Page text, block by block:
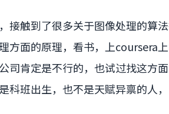
接触到了很多关于图像处理的算
方面的原理，看书，上coursera
司肯定是不行的，也试过找这方
科班出生，也不是天赋异禀的人